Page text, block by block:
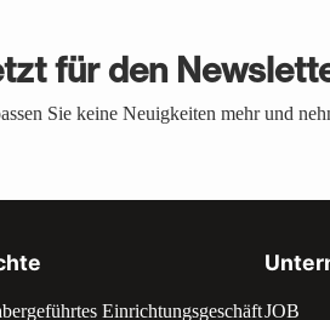
für den
Sie keine Neuigkeiten mehr und
EinrichtungsgeschäftJOB